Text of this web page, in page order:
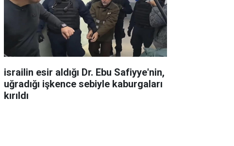
israilin esir aldığı Dr. Ebu Safiyye'nin,
uğradığı işkence sebiyle kaburgaları
kırıldı